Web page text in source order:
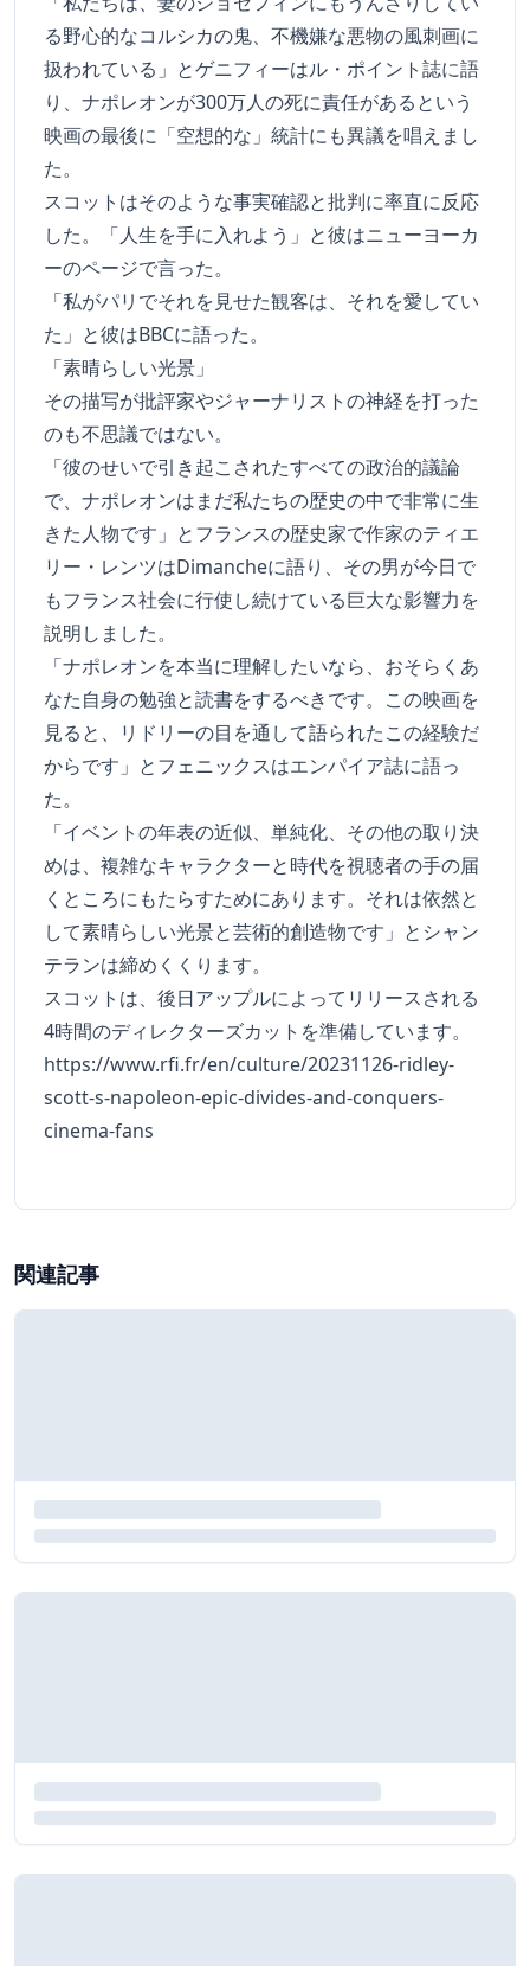
る野心的なコルシカの鬼、不機嫌な悪物の風刺画に
扱われている」とゲニフィーはル・ポイント誌に語
り、ナポレオンが300万人の死に責任があるという
映画の最後に「空想的な」統計にも異議を唱えまし
た。
スコットはそのような事実確認と批判に率直に反応
した。「人生を手に入れよう」と彼はニューヨーカ
ーのページで言った。
「私がパリでそれを見せた観客は、それを愛してい
た」と彼はBBCに語った。
「素晴らしい光景」
その描写が批評家やジャーナリストの神経を打った
のも不思議ではない。
「彼のせいで引き起こされたすべての政治的議論
で、ナポレオンはまだ私たちの歴史の中で非常に生
きた人物です」とフランスの歴史家で作家のティエ
リー・レンツはDimancheに語り、その男が今日で
もフランス社会に行使し続けている巨大な影響力を
説明しました。
「ナポレオンを本当に理解したいなら、おそらくあ
なた自身の勉強と読書をするべきです。この映画を
見ると、リドリーの目を通して語られたこの経験だ
からです」とフェニックスはエンパイア誌に語っ
た。
「イベントの年表の近似、単純化、その他の取り決
めは、複雑なキャラクターと時代を視聴者の手の届
くところにもたらすためにあります。それは依然と
して素晴らしい光景と芸術的創造物です」とシャン
テランは締めくくります。
スコットは、後日アップルによってリリースされる
4時間のディレクターズカットを準備しています。
https://www.rfi.fr/en/culture/20231126-ridley-
scott-s-napoleon-epic-divides-and-conquers-
cinema-fans
関連記事